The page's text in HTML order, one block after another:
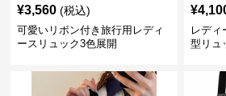
¥3,560 (税込)
可愛いリボン付き旅行用レディ
ースリュック3色展開
¥
レディ
型リュ